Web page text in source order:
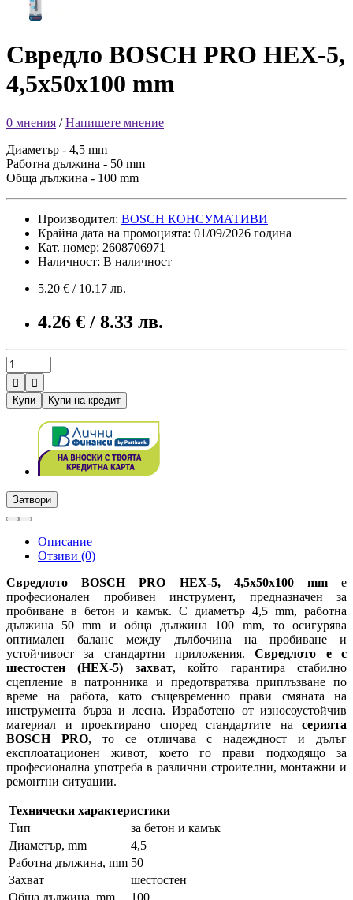
Свредло BOSCH PRO HEX-5,
4,5x50x100 mm
0 мнения /Напишете мнение
Диаметър - 4,5 mm
Работна дължина - 50 mm
Обща дължина - 100 mm
Производител: BOSCH КОНСУМАТИВИ
Крайна дата на промоцията: 01/09/2026 година
Кат. номер: 2608706971
Наличност: В наличност
5.20 € / 10.17 лв.
4.26 € / 8.33 лв.


Купи
Купи на кредит
Затвори
Описание
Отзиви (0)
Свредлото BOSCH PRO HEX-5, 4,5x50x100 mmе
професионален пробивен инструмент, предназначен за
пробиване в бетон и камък. С диаметър 4,5 mm, работна
дължина 50 mm и обща дължина 100 mm, то осигурява
оптимален баланс между дълбочина на пробиване и
устойчивост за стандартни приложения. Свредлото е с
шестостен (HEX-5) захват, който гарантира стабилно
сцепление в патронника и предотвратява приплъзване по
време на работа, като същевременно прави смяната на
инструмента бърза и лесна. Изработено от износоустойчив
материал и проектирано според стандартите на серията
BOSCH PRO, то се отличава с надеждност и дълъг
експлоатационен живот, което го прави подходящо за
професионална употреба в различни строителни, монтажни и
ремонтни ситуации.
Технически характеристики
Тип
за бетон и камък
Диаметър, mm
4,5
Работна дължина, mm 50
Захват
шестостен
Обща дължина, mm
100